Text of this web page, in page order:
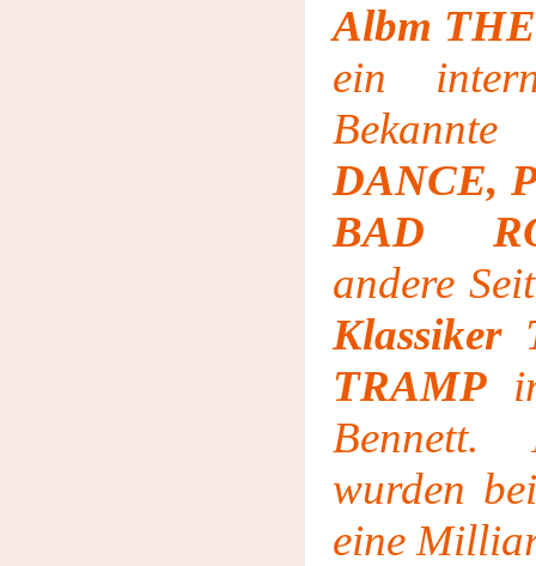
Albm
ein
DANCE,
BAD
andere
TRAMP
Bennett.
wurden
eine